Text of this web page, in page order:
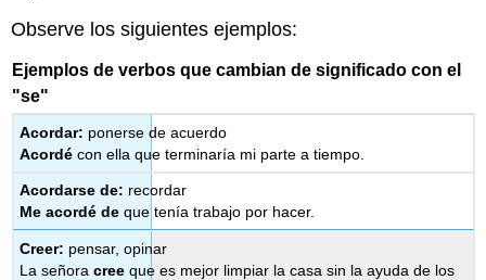
Observe los siguientes ejemplos:
Ejemplos de verbos que cambian de significado con el
"se"
Acordar: ponerse de acuerdo
Acordé con ella que terminaría mi parte a tiempo.
Acordarse de: recordar
Me acordé de que tenía trabajo por hacer.
Creer: pensar, opinar
La señoracree que es mejor limpiar la casa sin la ayuda de los